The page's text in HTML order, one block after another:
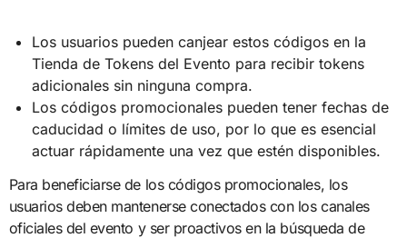
Los usuarios pueden canjear estos códigos en la
Tienda de Tokens del Evento para recibir tokens
adicionales sin ninguna compra.
Los códigos promocionales pueden tener fechas de
caducidad o límites de uso, por lo que es esencial
actuar rápidamente una vez que estén disponibles.
Para beneficiarse de los códigos promocionales, los
usuarios deben mantenerse conectados con los canales
oficiales del evento y ser proactivos en la búsqueda de